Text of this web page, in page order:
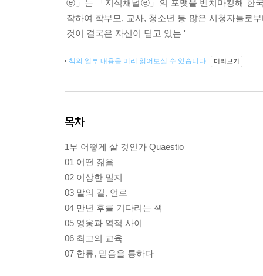
ⓔ」는 「지식채널ⓔ」의 포맷을 벤치마킹해 한
작하여 학부모, 교사, 청소년 등 많은 시청자들로
것이 결국은 자신이 딛고 있는 '
책의 일부 내용을 미리 읽어보실 수 있습니다. 미리보기
목차
1부 어떻게 살 것인가 Quaestio
01 어떤 젊음
02 이상한 밀지
03 말의 길, 언로
04 만년 후를 기다리는 책
05 영웅과 역적 사이
06 최고의 교육
07 한류, 믿음을 통하다